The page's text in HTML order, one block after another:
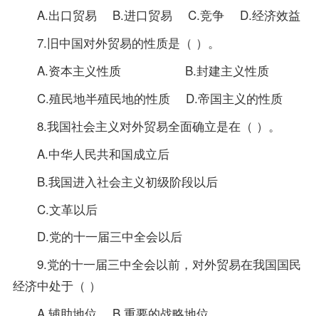
A.出口贸易 B.进口贸易 C.竞争 D.经济效益
7.旧中国对外贸易的性质是（ ）。
A.资本主义性质 B.封建主义性质
C.殖民地半殖民地的性质 D.帝国主义的性质
8.我国社会主义对外贸易全面确立是在（ ）。
A.中华人民共和国成立后
B.我国进入社会主义初级阶段以后
C.文革以后
D.党的十一届三中全会以后
9.党的十一届三中全会以前，对外贸易在我国国民
经济中处于（ ）